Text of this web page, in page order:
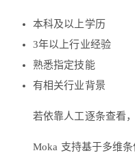
本科及以上学历
3年以上行业经验
熟悉指定技能
有相关行业背景
若依靠人工逐条查看
Moka 支持基于多维条